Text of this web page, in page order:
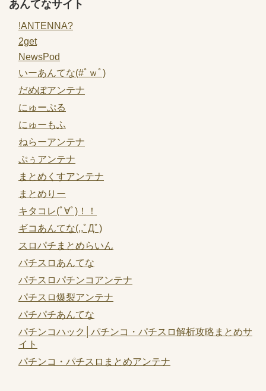
あんてなサイト
!ANTENNA?
2get
NewsPod
いーあんてな(#ﾟｗﾟ)
だめぽアンテナ
にゅーぷる
にゅーもふ
ねらーアンテナ
ぷぅアンテナ
まとめくすアンテナ
まとめりー
キタコレ(ﾟ∀ﾟ)！！
ギコあんてな(,,ﾟДﾟ)
スロパチまとめらいん
パチスロあんてな
パチスロパチンコアンテナ
パチスロ爆裂アンテナ
パチパチあんてな
パチンコハック│パチンコ・パチスロ解析攻略まとめサ
イト
パチンコ・パチスロまとめアンテナ